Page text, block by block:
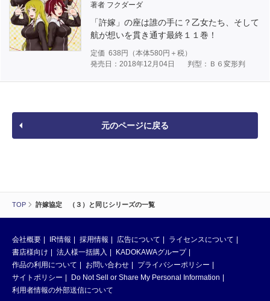
TOP 許嫁協定 （３）と同じシリーズの一覧
著者 フクダーダ
「許嫁」の座は誰の手に？乙女たち、そして
航が想いを貫き通す最終１１巻！
定価 638 円（本体580円＋税）
発売日：2018年12月04日
判型：Ｂ６変形判
元のページに戻る
会社概要 IR情報 採用情報 広告について
ライセンスについて
書店様向け
法人様一括購入
KADOKAWAグループ
作品の利用について
お問い合わせ
プライバシーポリシー
サイトポリシー
Do Not Sell or Share My Personal Information
利用者情報の外部送信について